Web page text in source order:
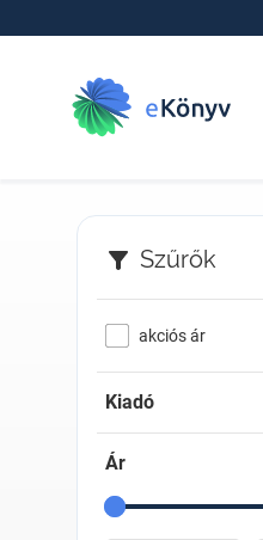
Szűrők
akciós ár
Kiadó
Ár